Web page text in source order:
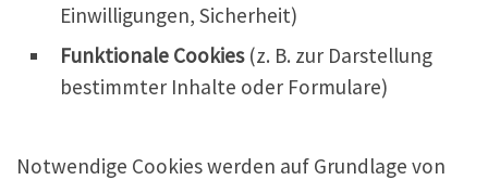
Einwilligungen, Sicherheit)
Funktionale Cookies(z. B. zur Darstellung
bestimmter Inhalte oder Formulare)
Notwendige Cookies werden auf Grundlage von